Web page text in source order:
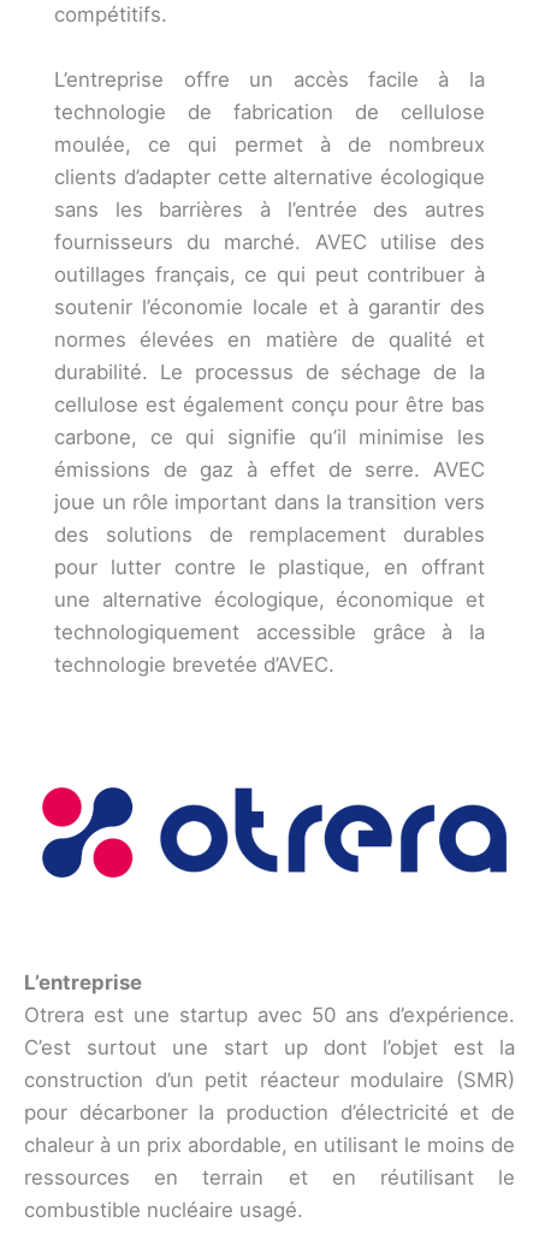
compétitifs.
L’entreprise offre un accès facile à la
technologie de fabrication de cellulose
moulée, ce qui permet à de nombreux
clients d’adapter cette alternative écologique
sans les barrières à l’entrée des autres
fournisseurs du marché. AVEC utilise des
outillages français, ce qui peut contribuer à
soutenir l’économie locale et à garantir des
normes élevées en matière de qualité et
durabilité. Le processus de séchage de la
cellulose est également conçu pour être bas
carbone, ce qui signifie qu’il minimise les
émissions de gaz à effet de serre. AVEC
joue un rôle important dans la transition vers
des solutions de remplacement durables
pour lutter contre le plastique, en offrant
une alternative écologique, économique et
technologiquement accessible grâce à la
technologie brevetée d’AVEC.
L’entreprise
Otrera est une startup avec 50 ans d’expérience.
C’est surtout une start up dont l’objet est la
construction d’un petit réacteur modulaire (SMR)
pour décarboner la production d’électricité et de
chaleur à un prix abordable, en utilisant le moins de
ressources en terrain et en réutilisant le
combustible nucléaire usagé.